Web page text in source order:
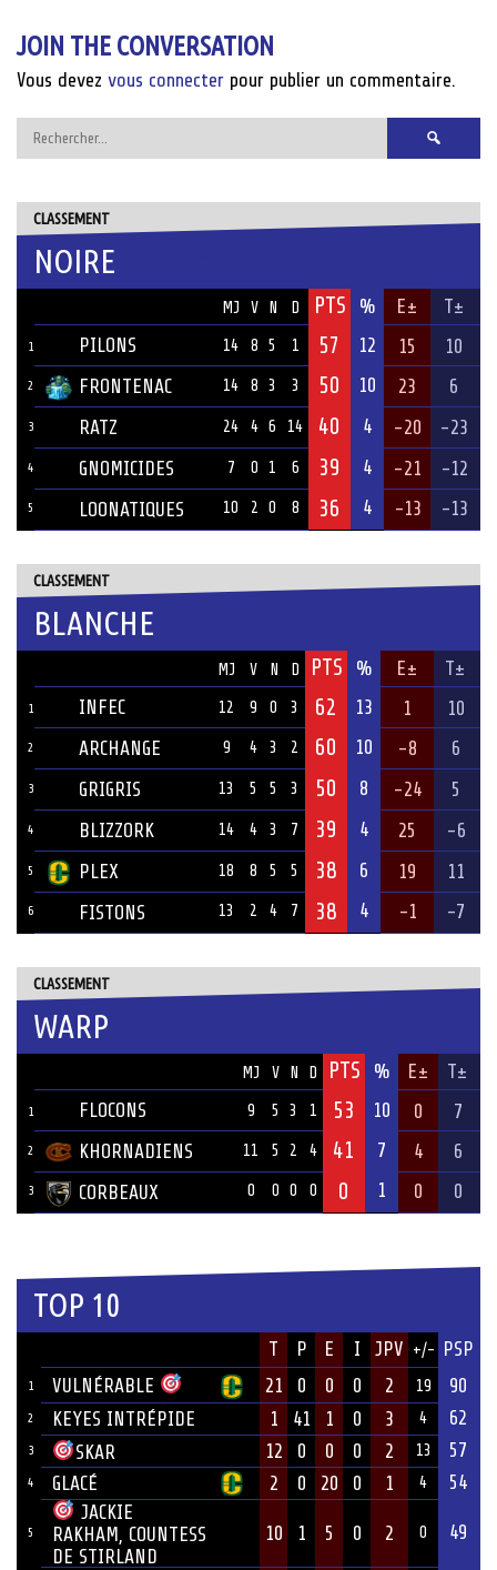
JOIN THE CONVERSATION
Vous devez vous connecter pour publier un commentaire.
Rechercher :
CLASSEMENT
NOIRE
MJ V N D PTS % E± T±
1 PILONS 14 8 5 1 57 12 15 10
2 FRONTENAC 14 8 3 3 50 10 23 6
3 RATZ 24 4 6 14 40 4 -20 -23
4 GNOMICIDES 7 0 1 6 39 4 -21 -12
5 LOONATIQUES 10 2 0 8 36 4 -13 -13
CLASSEMENT
BLANCHE
MJ V N D PTS % E± T±
1 INFEC 12 9 0 3 62 13 1 10
2 ARCHANGE 9 4 3 2 60 10 -8 6
3 GRIGRIS 13 5 5 3 50 8 -24 5
4 BLIZZORK 14 4 3 7 39 4 25 -6
5 PLEX 18 8 5 5 38 6 19 11
6 FISTONS 13 2 4 7 38 4 -1 -7
CLASSEMENT
WARP
MJ V N D PTS % E± T±
1 FLOCONS 9 5 3 1 53 10 0 7
2 KHORNADIENS 11 5 2 4 41 7 4 6
3 CORBEAUX 0 0 0 0 0 1 0 0
TOP 10
T P E I JPV +/- PSP
1 VULNÉRABLE 21 0 0 0 2 19 90
2 KEYES INTRÉPIDE 1 41 1 0 3 4 62
3 SKAR 12 0 0 0 2 13 57
4 GLACÉ 2 0 20 0 1 4 54
5
JACKIE
RAKHAM, COUNTESS
DE STIRLAND
10 1 5 0 2 0 49